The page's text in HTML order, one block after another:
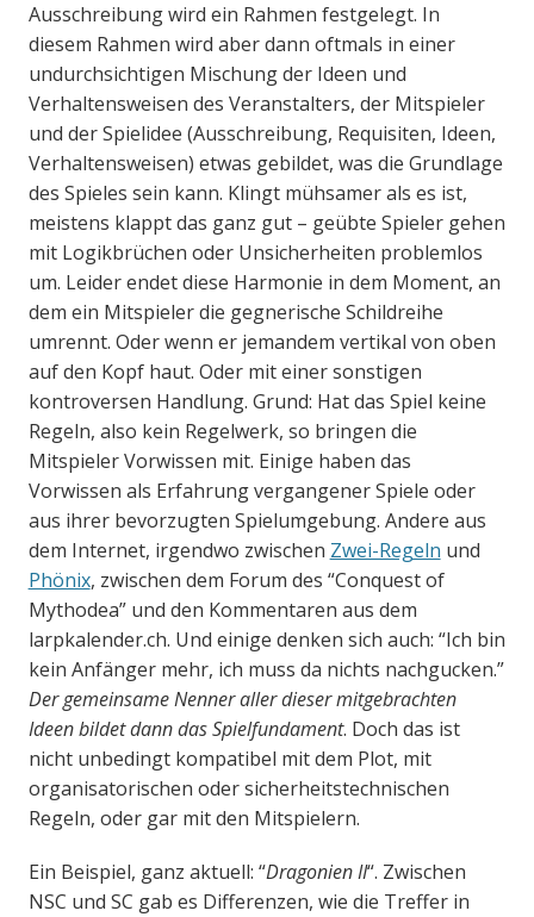
Ausschreibung wird ein Rahmen festgelegt. In
diesem Rahmen wird aber dann oftmals in einer
undurchsichtigen Mischung der Ideen und
Verhaltensweisen des Veranstalters, der Mitspieler
und der Spielidee (Ausschreibung, Requisiten, Ideen,
Verhaltensweisen) etwas gebildet, was die Grundlage
des Spieles sein kann. Klingt mühsamer als es ist,
meistens klappt das ganz gut – geübte Spieler gehen
mit Logikbrüchen oder Unsicherheiten problemlos
um. Leider endet diese Harmonie in dem Moment, an
dem ein Mitspieler die gegnerische Schildreihe
umrennt. Oder wenn er jemandem vertikal von oben
auf den Kopf haut. Oder mit einer sonstigen
kontroversen Handlung. Grund: Hat das Spiel keine
Regeln, also kein Regelwerk, so bringen die
Mitspieler Vorwissen mit. Einige haben das
Vorwissen als Erfahrung vergangener Spiele oder
aus ihrer bevorzugten Spielumgebung. Andere aus
dem Internet, irgendwo zwischen Zwei-Regeln und
Phönix, zwischen dem Forum des “Conquest of
Mythodea” und den Kommentaren aus dem
larpkalender.ch. Und einige denken sich auch: “Ich bin
kein Anfänger mehr, ich muss da nichts nachgucken.”
Der gemeinsame Nenner aller dieser mitgebrachten
Ideen bildet dann das Spielfundament. Doch das ist
nicht unbedingt kompatibel mit dem Plot, mit
organisatorischen oder sicherheitstechnischen
Regeln, oder gar mit den Mitspielern.
Ein Beispiel, ganz aktuell: “Dragonien II“. Zwischen
NSC und SC gab es Differenzen, wie die Treffer in